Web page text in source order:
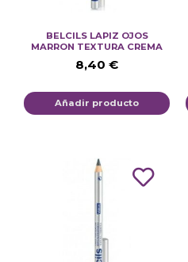
BELCILS LAPIZ OJOS
MARRON TEXTURA CREMA
8,40 €
Añadir producto